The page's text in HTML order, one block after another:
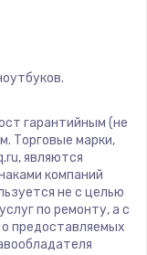
гарантийным (не
Торговые марки,
являются
компаний
не с целью
по ремонту, а с
предоставляемых